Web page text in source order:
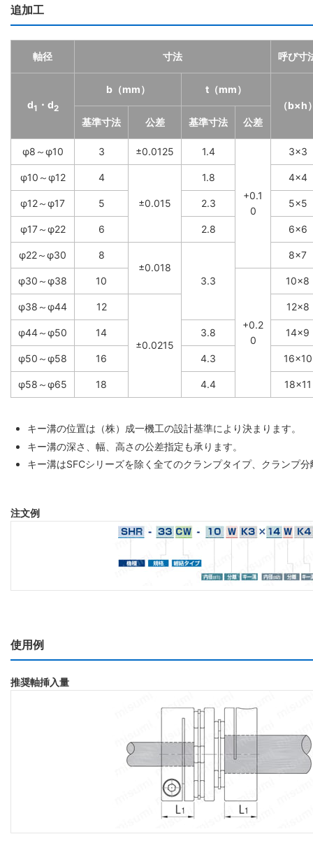
追加工
軸径 寸法 呼び寸
d1 ・d2
b（mm）
t（mm）
（b×h
基準寸法
公差 基準寸法 公差
φ8～φ10 3 ±0.0125 1.4
+0.1
0
3×3
φ10～φ12 4
±0.015
1.8 4×4
φ12～φ17 5 2.3 5×5
φ17～φ22 6 2.8 6×6
φ22～φ30
8
±0.018
3.3
8×7
φ30～φ38 10
+0.2
0
10×8
φ38～φ44 12
±0.0215
12×8
φ44～φ50 14 3.8 14×9
φ50～φ58 16 4.3 16×10
φ58～φ65 18 4.4 18×11
キー溝の位置は（株）成一機工の設計基準により決まります。
キー溝の深さ、幅、高さの公差指定も承ります。
キー溝はSFCシリーズを除く全てのクランプタイプ、クランプ
注文例
使用例
推奨軸挿入量